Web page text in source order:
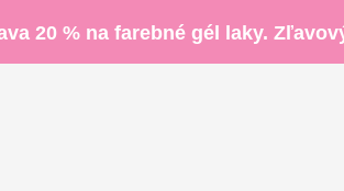
20 % na farebné gél laky.